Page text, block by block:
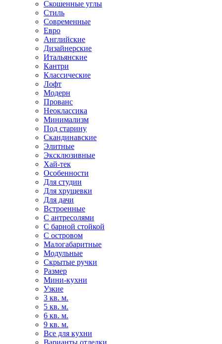
Скошенные углы
Стиль
Современные
Евро
Английские
Дизайнерские
Итальянские
Кантри
Классические
Лофт
Модерн
Прованс
Неоклассика
Минимализм
Под старину
Скандинавские
Элитные
Эксклюзивные
Хай-тек
Особенности
Для студии
Для хрущевки
Для дачи
Встроенные
С антресолями
С барной стойкой
С островом
Малогабаритные
Модульные
Скрытые ручки
Размер
Мини-кухни
Узкие
3 кв. м.
5 кв. м.
6 кв. м.
9 кв. м.
Все для кухни
Варианты отделки